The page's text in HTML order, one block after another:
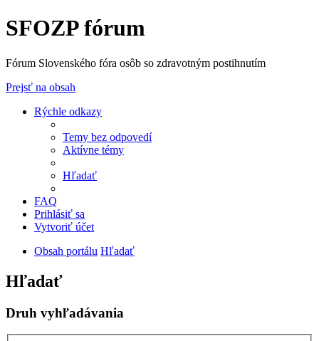
SFOZP fórum
Fórum Slovenského fóra osôb so zdravotným postihnutím
Prejsť na obsah
Rýchle odkazy
Temy bez odpovedí
Aktívne témy
Hľadať
FAQ
Prihlásiť sa
Vytvoriť účet
Obsah portálu Hľadať
Hľadať
Druh vyhľadávania